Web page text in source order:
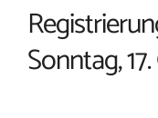
Sonntag,